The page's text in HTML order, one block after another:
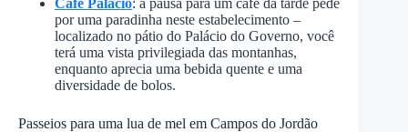
Café Palácio: a pausa para um café da tarde pede
por uma paradinha neste estabelecimento –
localizado no pátio do Palácio do Governo, você
terá uma vista privilegiada das montanhas,
enquanto aprecia uma bebida quente e uma
diversidade de bolos.
Passeios para uma lua de mel em Campos do Jordão